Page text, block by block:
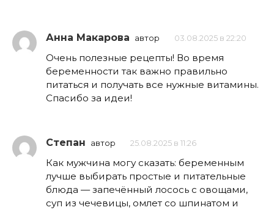
Анна Макарова автор 03.08.2025 в 22:20
Очень полезные рецепты! Во время
беременности так важно правильно
питаться и получать все нужные витамины.
Спасибо за идеи!
Степан автор 25.08.2025 в 11:26
Как мужчина могу сказать: беременным
лучше выбирать простые и питательные
блюда — запечённый лосось с овощами,
суп из чечевицы, омлет со шпинатом и